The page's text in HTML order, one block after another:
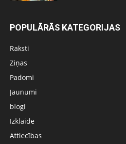
POPULĀRĀS KATEGORIJAS
Raksti
Ziņas
Padomi
Jaunumi
blogi
Izklaide
Attiecības